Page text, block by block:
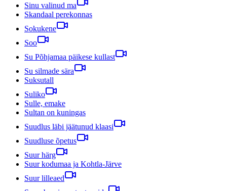
Sinu valinud ma
Skandaal perekonnas
Sokukene
Soo
Su Põhjamaa päikese kullast
Su silmade sära
Suksutall
Suliko
Sulle, emake
Sultan on kuningas
Suudlus läbi jäätunud klaasi
Suudluse õpetus
Suur härg
Suur kodumaa ja Kohtla-Järve
Suur lilleaed